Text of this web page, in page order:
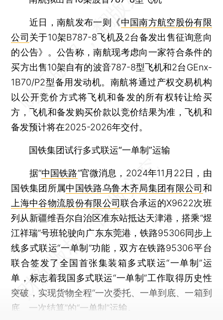
近日，南航发布一则《中国南方航空股份有限
公司 关于10架B787-8飞机及2台备发出售征询意向
的公告》。公告称，南航现考虑向一家符合条件的
买方出售10架自有的波音787-8型飞机和2台GEnx-
1B70/P2型备用发动机。南航将通过产权交易机构
以公开竞价方式将飞机和备发的所有权转让给买
方，飞机和备发购买价款以竞价结果为准，飞机和
备发预计将在2025-2026年交付。
国铁集团试行多式联运“一单制”运输
据“中国铁路”官微消息，2024年11月22日，由
国铁集团所属中国铁路乌鲁木齐局集团有限公司 和
上海中谷物流股份有限公司联合承运的X9622次班
列从新疆维吾尔自治区准东站抵达天津港，搭乘“煜
江祥瑞”号班轮驶向广东东莞港，铁路95306同步上
线多式联运“一单制”功能，双方在铁路95306平台
联合签发了全国首张集装箱多式联运“一单制”运
单，标志着我国多式联运“一单制”工作取得历史性
突破，实现货物全程“一次委托、一单到底、一箱到
底、一次结算”的“一单制”运输。